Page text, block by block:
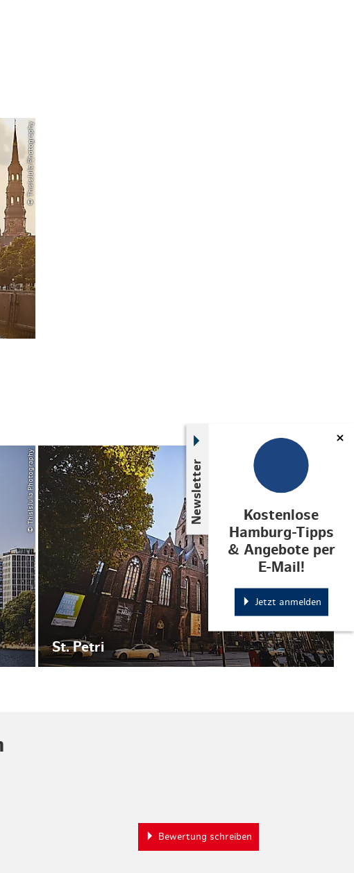
Newsletter
Kostenlose
Hamburg-Tipps
& Angebote per
E-Mail!
Jetzt anmelden
© ThisIsJulia Photography
© ThisIsJulia Photography
St. Petri
Bewertung schreiben